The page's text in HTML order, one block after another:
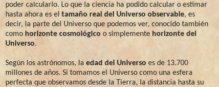
poder calcularlo. Lo que la ciencia ha podido calcular o estimar
hasta ahora es el tamaño real del Universo observable, es
decir, la parte del Universo que podemos ver, conocido también
como horizonte cosmológico o simplemente horizonte del
Universo.
Según los astrónomos, la edad del Universo es de 13.700
millones de años. Si tomamos el Universo como una esfera
perfecta que observamos desde la Tierra, la distancia hasta su